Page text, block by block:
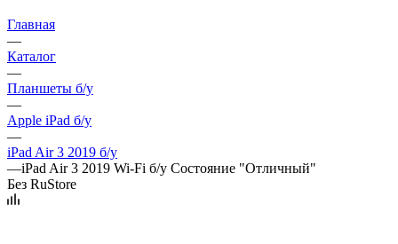
Главная
—
Каталог
—
Планшеты б/у
—
Apple iPad б/у
—
iPad Air 3 2019 б/у
—iPad Air 3 2019 Wi-Fi б/у Состояние "Отличный"
Без RuStore